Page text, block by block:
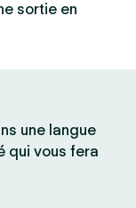
sortie en
une langue
qui vous fera